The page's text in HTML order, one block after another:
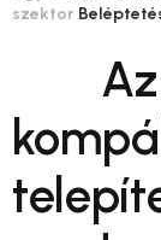
szektor